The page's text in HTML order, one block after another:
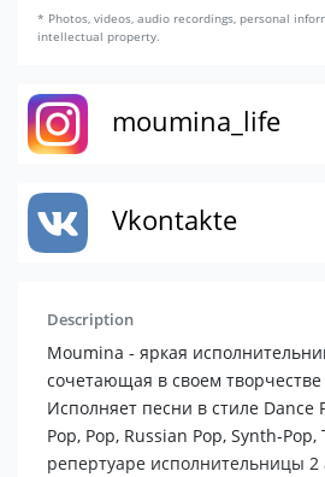
* Photos, videos, audio recordings, personal
intellectual property.
moumina_life
Vkontakte
Description
Moumina - яркая
сочетающая в своем творчестве
Исполняет песни в стиле Dance
Pop, Pop, Russian Pop, Synth-Pop,
репертуаре исполнительницы 2